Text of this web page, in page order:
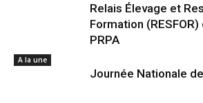
Relais Élevage et
Formation
PRPA
A la une
Journée Nationale